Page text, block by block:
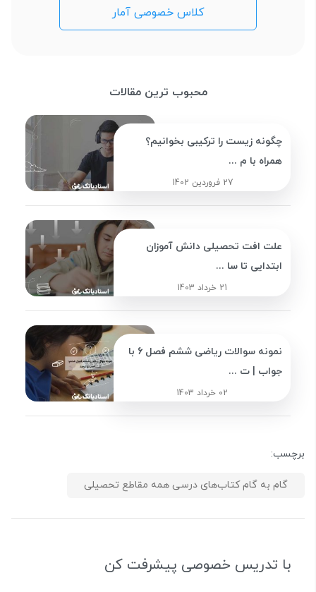
کلاس خصوصی آمار
محبوب ترین مقالات
چگونه زیست را ترکیبی بخوانیم؟
همراه با م ...
27 فروردین 1402
علت افت تحصیلی دانش آموزان
ابتدایی تا سا ...
21 خرداد 1403
نمونه سوالات ریاضی ششم فصل 6 با
جواب | ت ...
02 خرداد 1403
برچسب:
گام به گام کتاب‌های درسی همه مقاطع تحصیلی
با تدریس خصوصی پیشرفت کن